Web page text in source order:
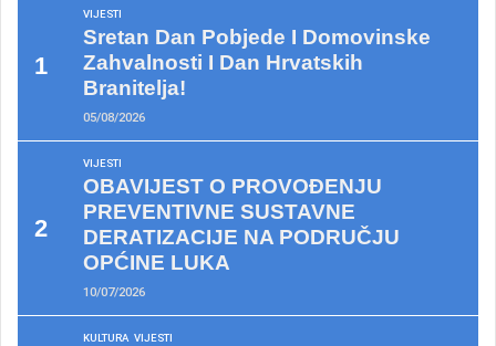
VIJESTI
Sretan Dan Pobjede I Domovinske
Zahvalnosti I Dan Hrvatskih
Branitelja!
05/08/2026
VIJESTI
OBAVIJEST O PROVOĐENJU
PREVENTIVNE SUSTAVNE
DERATIZACIJE NA PODRUČJU
OPĆINE LUKA
10/07/2026
KULTURA VIJESTI